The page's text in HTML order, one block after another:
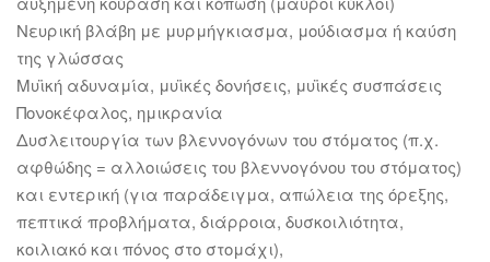
Νευρική βλάβη με μυρμήγκιασμα, μούδιασμα ή καύση
της γλώσσας
Μυϊκή αδυναμία, μυϊκές δονήσεις, μυϊκές συσπάσεις
Πονοκέφαλος, ημικρανία
Δυσλειτουργία των βλεννογόνων του στόματος (π.χ.
αφθώδης = αλλοιώσεις του βλεννογόνου του στόματος)
και εντερική (για παράδειγμα, απώλεια της όρεξης,
πεπτικά προβλήματα, διάρροια, δυσκοιλιότητα,
κοιλιακό και πόνος στο στομάχι),